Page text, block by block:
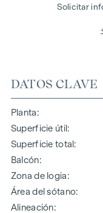
DATOS CLAVE
Planta
Superficie útil
Superficie total
Balcón
Zona de logia
Área del sótano
Alineación
Solicitar